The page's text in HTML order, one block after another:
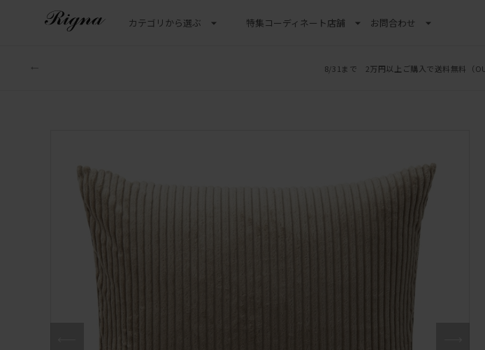
カテゴリから選ぶ 特集コーディネート店舗 お問合わせ
8/31まで 2万円以上ご購入で送料無料 （